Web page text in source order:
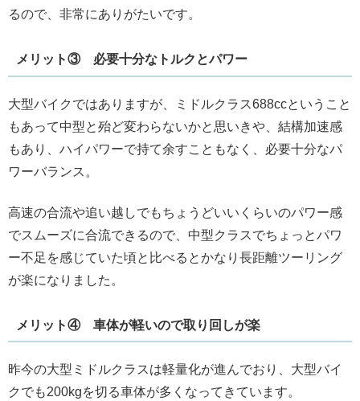
るので、非常にありがたいです。
メリット③ 必要十分なトルクとパワー
大型バイクではありますが、ミドルクラス688ccということ
もあって中型と殆ど変わらないかと思いきや、結構加速感
もあり、ハイパワーで持て余すこともなく、必要十分なパ
ワーバランス。
高速の合流や追い越しでもちょうどいいくらいのパワー感
でスムーズに合流できるので、中型クラスでちょっとパワ
ー不足を感じていた頃と比べるとかなり長距離ツーリング
が楽になりました。
メリット④ 車体が軽いので取り回しが楽
昨今の大型ミドルクラスは軽量化が進んでおり、大型バイ
クでも200kgを切る車体が多くなってきています。